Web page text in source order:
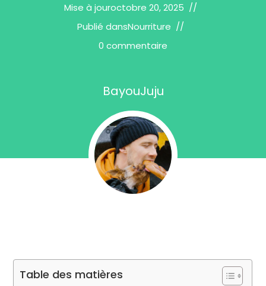
Mise à jouroctobre 20, 2025
Publié dansNourriture
0 commentaire
BayouJuju
Table des matières